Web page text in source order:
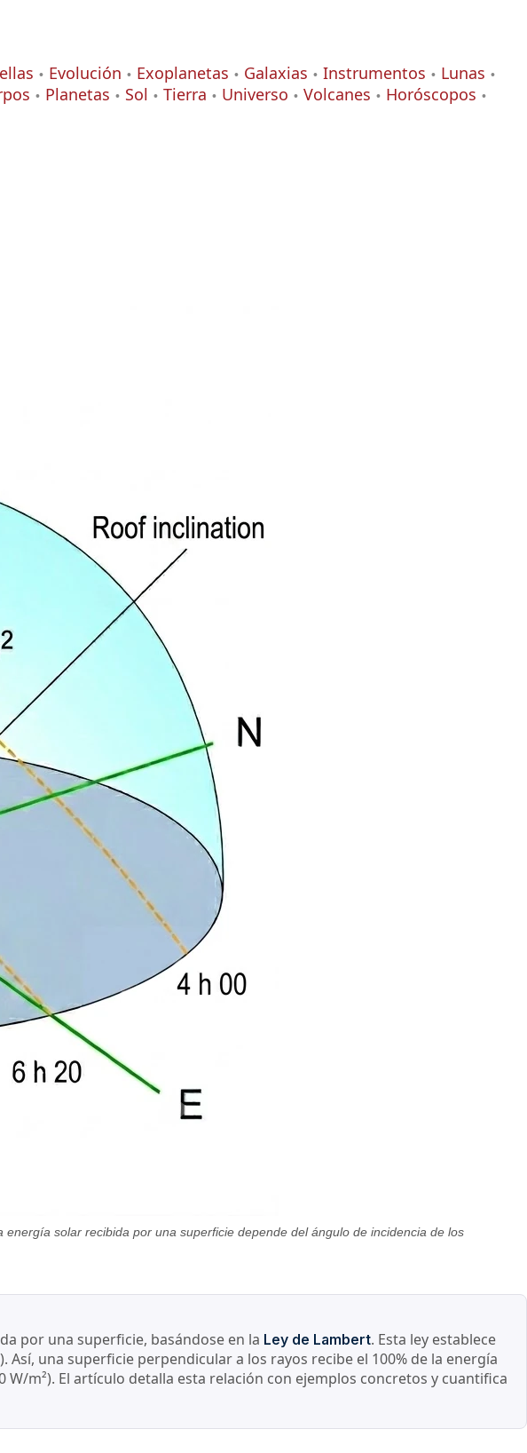
Evolución Exoplanetas Galaxias Instrumentos
Lunas
Planetas Sol Tierra Universo Volcanes
Horóscopos
energía solar recibida por una superficie depende del ángulo de incidencia de los
por una superficie, basándose en la Ley de Lambert. Esta ley establece
una superficie perpendicular a los rayos recibe el 100% de la energía
m²). El artículo detalla esta relación con ejemplos concretos y cuantifica